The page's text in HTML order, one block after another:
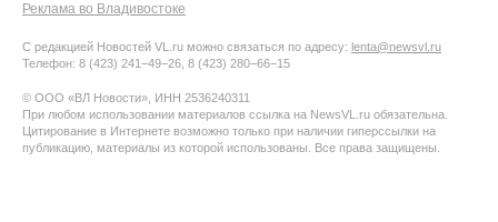
Реклама во Владивостоке
С редакцией Новостей VL.ru можно связаться по адресу: lenta@newsvl.ru
Телефон: 8 (423) 241−49−26, 8 (423) 280−66−15
© ООО «ВЛ Новости», ИНН 2536240311
При любом использовании материалов ссылка на NewsVL.ru обязательна.
Цитирование в Интернете возможно только при наличии гиперссылки на
публикацию, материалы из которой использованы. Все права защищены.